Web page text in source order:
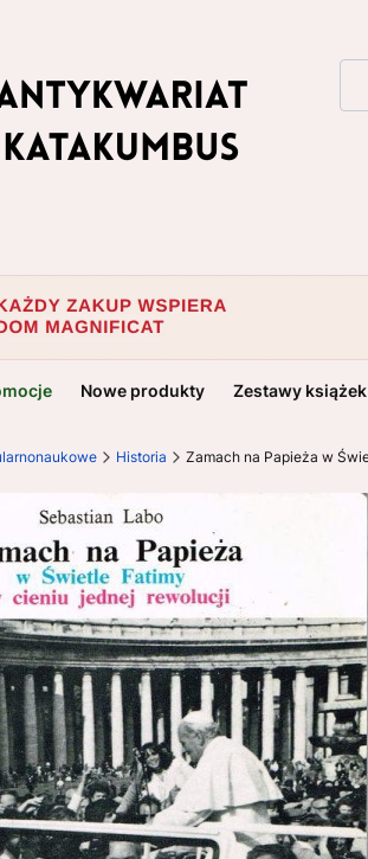
Nowe produkty Zestawy książek
Historia Zamach na Papieża w